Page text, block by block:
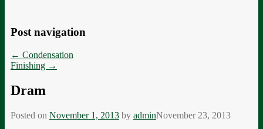
Post navigation
← Condensation
Finishing →
Dram
Posted on November 1, 2013 by adminNovember 23, 2013